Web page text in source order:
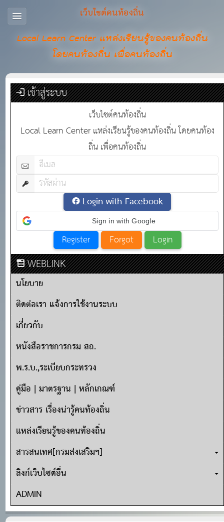
เว็บไซต์คนท้องถิ่น
Local Learn Center แหล่งเรียนรู้ของคนท้องถิ่น
โดยคนท้องถิ่น เพื่อคนท้องถิ่น
เข้าสู่ระบบ
เว็บไซต์คนท้องถิ่น
Local Learn Center แหล่งเรียนรู้ของคนท้องถิ่น โดยคนท้อง
ถิ่น เพื่อคนท้องถิ่น
Login with Facebook
Sign in with Google
WEBLINK
นโยบาย
ติดต่อเรา แจ้งการใช้งานระบบ
เกี่ยวกับ
หนังสือราชการกรม สถ.
พ.ร.บ.,ระเบียบกระทรวง
คู่มือ | มาตรฐาน | หลักเกณฑ์
ข่าวสาร เรื่องน่ารู้คนท้องถิ่น
แหล่งเรียนรู้ของคนท้องถิ่น
สารสนเทศ[กรมส่งเสริมฯ]
ลิงก์เว็บไซต์อื่น
ADMIN